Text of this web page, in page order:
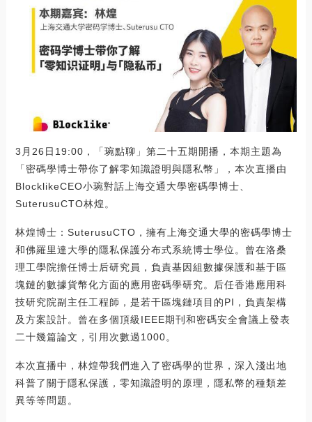
3月26日19:00，「琬點聊」第二十五期開播，本期主題為
「密碼學博士帶你了解零知識證明與隱私幣」，本次直播由
BlocklikeCEO小琬對話上海交通大學密碼學博士、
SuterusuCTO林煌。
林煌博士：SuterusuCTO，擁有上海交通大學的密碼學博士
和佛羅里達大學的隱私保護分布式系統博士學位。曾在洛桑
理工學院擔任博士后研究員，負責基因組數據保護和基于區
塊鏈的數據貨幣化方面的應用密碼學研究。后任香港應用科
技研究院副主任工程師，是若干區塊鏈項目的PI，負責架構
及方案設計。曾在多個頂級IEEE期刊和密碼安全會議上發表
二十幾篇論文，引用次數過1000。
本次直播中，林煌帶我們進入了密碼學的世界，深入淺出地
科普了關于隱私保護，零知識證明的原理，隱私幣的種類差
異等等問題。